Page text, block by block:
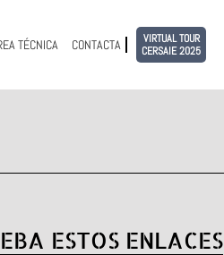
TÉCNICA CONTACTA
VIRTUAL TOUR
CERSAIE 2025
ESTOS ENLACES